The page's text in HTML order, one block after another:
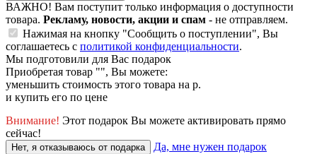
ВАЖНО! Вам поступит только информация о доступности
товара. Рекламу, новости, акции и спам - не отправляем.
Нажимая на кнопку "Сообщить о поступлении", Вы
соглашаетесь с политикой конфиденциальности.
Мы подготовили для Вас подарок
Приобретая товар "", Вы можете:
уменьшить стоимость этого товара на р.
и купить его по цене
Внимание! Этот подарок Вы можете активировать прямо
сейчас!
Нет, я отказываюсь от подарка
Да, мне нужен подарок